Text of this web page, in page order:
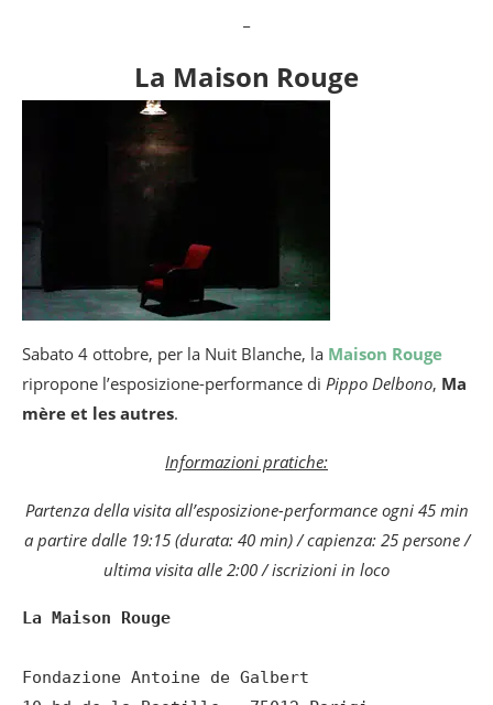
La Maison Rouge
Sabato 4 ottobre, per la Nuit Blanche, la Maison Rouge
ripropone l’esposizione-performance di Pippo Delbono, Ma
mère et les autres.
Informazioni pratiche:
Partenza della visita all’esposizione-performance ogni 45 min
a partire dalle 19:15 (durata: 40 min) / capienza: 25 persone /
ultima visita alle 2:00 / iscrizioni in loco
La Maison Rouge
Fondazione Antoine de Galbert